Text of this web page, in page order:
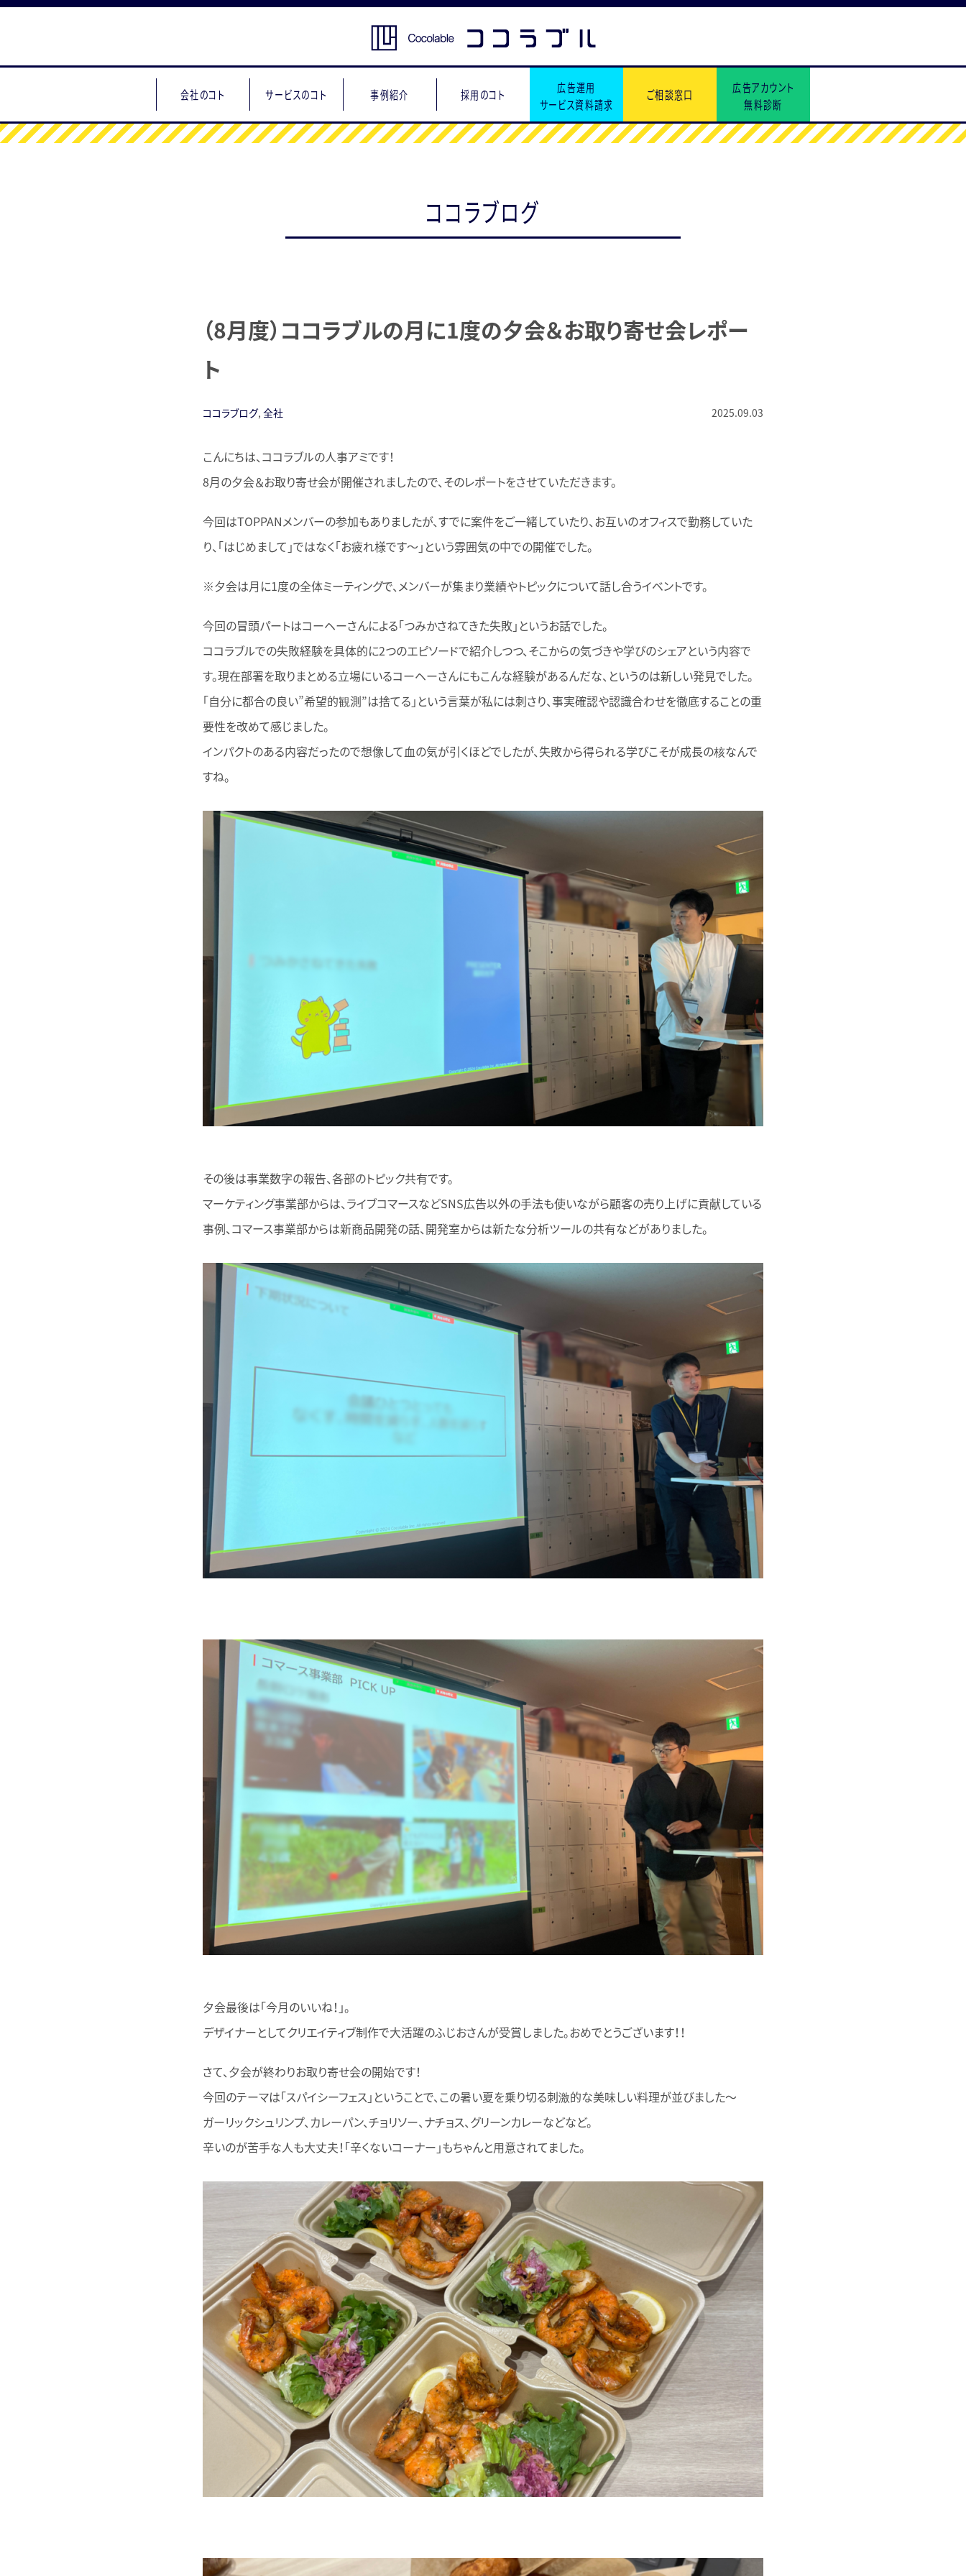
会社のコト サービスのコト 事例紹介 採用のコト
広告運用
サービス資料請求
ご相談窓口
広告アカウント
無料診断
ココラブログ
（8月度）ココラブルの月に1度の夕会＆お取り寄せ会レポー
ト
ココラブログ, 全社 2025.09.03
こんにちは、ココラブルの人事アミです！
8月の夕会＆お取り寄せ会が開催されましたので、そのレポートをさせていただきます。
今回はTOPPANメンバーの参加もありましたが、すでに案件をご一緒していたり、お互いのオフィスで勤務していた
り、「はじめまして」ではなく「お疲れ様です〜」という雰囲気の中での開催でした。
※夕会は月に1度の全体ミーティングで、メンバーが集まり業績やトピックについて話し合うイベントです。
今回の冒頭パートはコーヘーさんによる「つみかさねてきた失敗」というお話でした。
ココラブルでの失敗経験を具体的に2つのエピソードで紹介しつつ、そこからの気づきや学びのシェアという内容で
す。現在部署を取りまとめる立場にいるコーヘーさんにもこんな経験があるんだな、というのは新しい発見でした。
「自分に都合の良い”希望的観測”は捨てる」という言葉が私には刺さり、事実確認や認識合わせを徹底することの重
要性を改めて感じました。
インパクトのある内容だったので想像して血の気が引くほどでしたが、失敗から得られる学びこそが成長の核なんで
すね。
その後は事業数字の報告、各部のトピック共有です。
マーケティング事業部からは、ライブコマースなどSNS広告以外の手法も使いながら顧客の売り上げに貢献している
事例、コマース事業部からは新商品開発の話、開発室からは新たな分析ツールの共有などがありました。
夕会最後は「今月のいいね！」。
デザイナーとしてクリエイティブ制作で大活躍のふじおさんが受賞しました。おめでとうございます！！
さて、夕会が終わりお取り寄せ会の開始です！
今回のテーマは「スパイシーフェス」ということで、この暑い夏を乗り切る刺激的な美味しい料理が並びました〜
ガーリックシュリンプ、カレーパン、チョリソー、ナチョス、グリーンカレーなどなど。
辛いのが苦手な人も大丈夫！「辛くないコーナー」もちゃんと用意されてました。